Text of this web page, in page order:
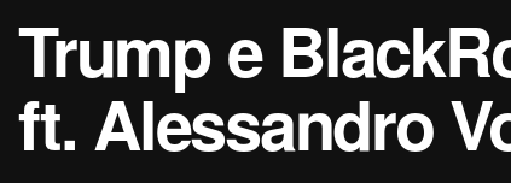
Trump e
ft. Alessandro